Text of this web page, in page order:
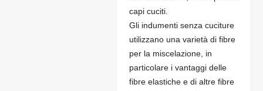
capi cuciti.
Gli indumenti senza cuciture
utilizzano una varietà di fibre
per la miscelazione, in
particolare i vantaggi delle
fibre elastiche e di altre fibre